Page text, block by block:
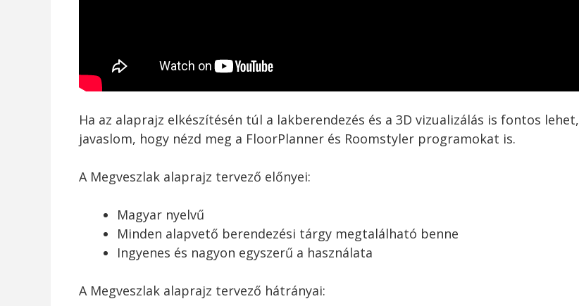
Ha az alaprajz elkészítésén túl a lakberendezés és a 3D vizualizálás is fontos lehet,
javaslom, hogy nézd meg a FloorPlanner és Roomstyler programokat is.
A Megveszlak alaprajz tervező előnyei:
Magyar nyelvű
Minden alapvető berendezési tárgy megtalálható benne
Ingyenes és nagyon egyszerű a használata
A Megveszlak alaprajz tervező hátrányai: